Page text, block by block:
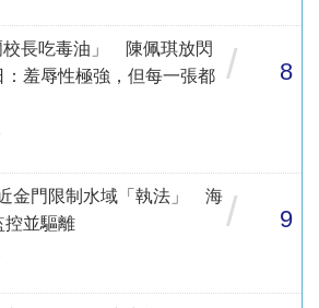
校長吃毒油」 陳佩琪放閃
羞辱性極強，但每一張都
/ 8
金門限制水域「執法」 海
控並驅離
/ 9